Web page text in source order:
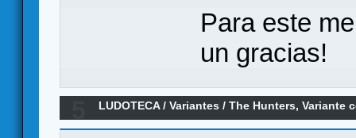
Para este
un gracias!
LUDOTECA/Variantes /The Hunters, Variante